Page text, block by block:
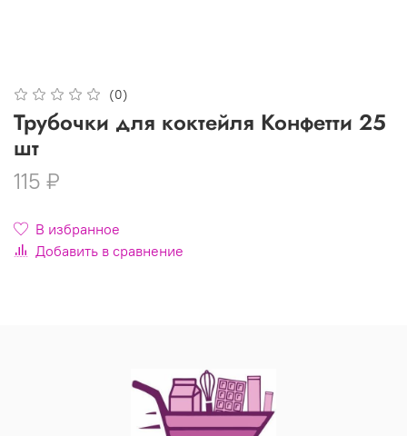
(0)
Трубочки для коктейля Конфетти 25
шт
115 ₽
В избранное
Добавить в сравнение